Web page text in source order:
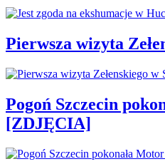
Pierwsza wizyta
Pogoń Szczecin
[ZDJĘCIA]